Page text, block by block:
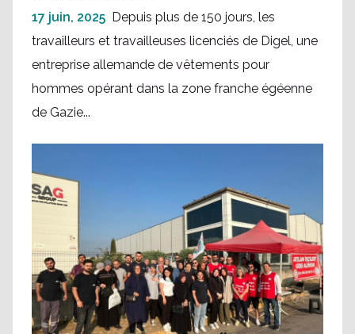
17 juin, 2025 Depuis plus de 150 jours, les
travailleurs et travailleuses licenciés de Digel, une
entreprise allemande de vêtements pour
hommes opérant dans la zone franche égéenne
de Gazie...